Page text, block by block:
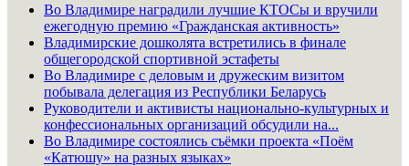
Во Владимире наградили лучшие КТОСы и вручили
ежегодную премию «Гражданская активность»
Владимирские дошколята встретились в финале
общегородской спортивной эстафеты
Во Владимире с деловым и дружеским визитом
побывала делегация из Республики Беларусь
Руководители и активисты национально-культурных и
конфессиональных организаций обсудили на...
Во Владимире состоялись съёмки проекта «Поём
«Катюшу» на разных языках»